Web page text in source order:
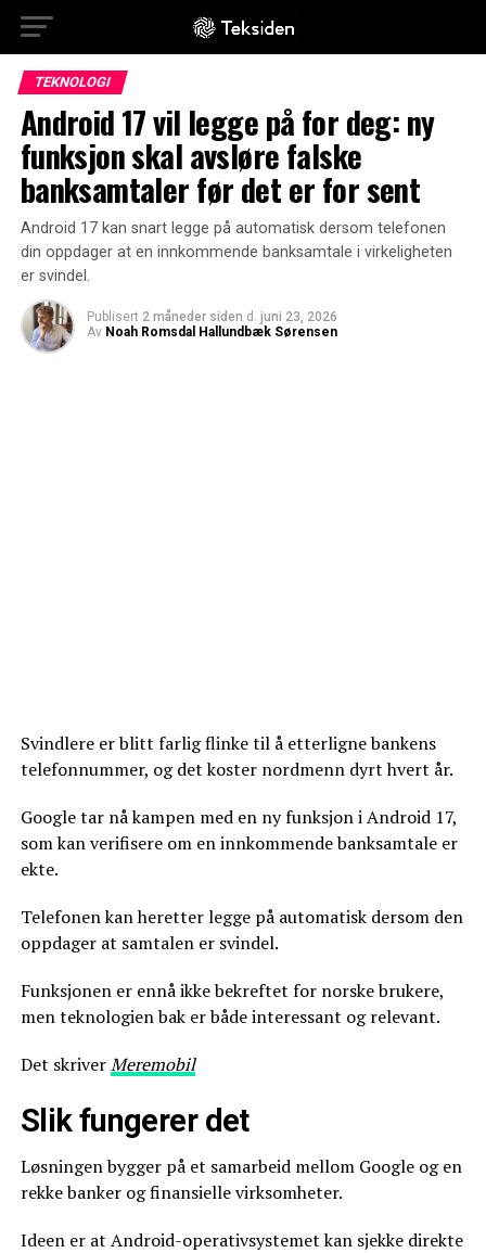
TEKNOLOGI
Android 17 vil legge på for deg: ny
funksjon skal avsløre falske
banksamtaler før det er for sent
Android 17 kan snart legge på automatisk dersom telefonen
din oppdager at en innkommende banksamtale i virkeligheten
er svindel.
Publisert 2 måneder siden d. juni 23, 2026
Av Noah Romsdal Hallundbæk Sørensen
Svindlere er blitt farlig flinke til å etterligne bankens
telefonnummer, og det koster nordmenn dyrt hvert år.
Google tar nå kampen med en ny funksjon i Android 17,
som kan verifisere om en innkommende banksamtale er
ekte.
Telefonen kan heretter legge på automatisk dersom den
oppdager at samtalen er svindel.
Funksjonen er ennå ikke bekreftet for norske brukere,
men teknologien bak er både interessant og relevant.
Det skriverMeremobil
Slik fungerer det
Løsningen bygger på et samarbeid mellom Google og en
rekke banker og finansielle virksomheter.
Ideen er at Android-operativsystemet kan sjekke direkte